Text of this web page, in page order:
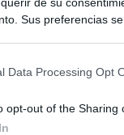
Sus preferencias
Data Processing Opt
opt-out of the Sharing